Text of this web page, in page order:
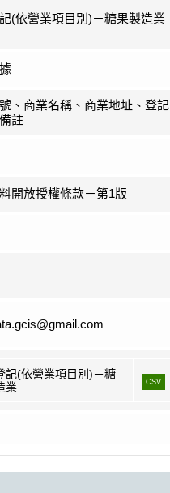
(依營業項目別)－糖果製造業
、商業名稱、商業地址、登記
註
開放授權條款－第1版
記(依營業項目別)－糖
業
CSV